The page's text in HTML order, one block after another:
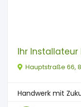
Ihr Installateur
Hauptstraße 66,
Handwerk mit